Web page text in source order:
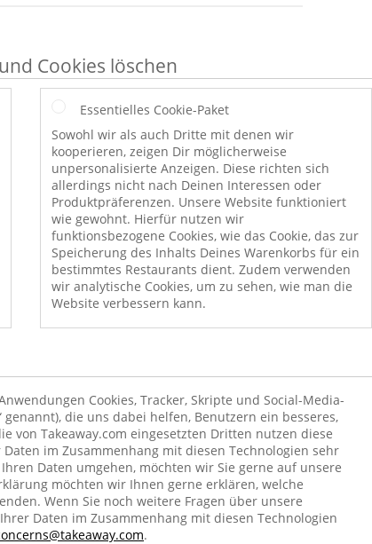
Cookies löschen
Essentielles Cookie-Paket
Sowohl wir als auch Dritte mit denen wir
kooperieren, zeigen Dir möglicherweise
unpersonalisierte Anzeigen. Diese richten sich
allerdings nicht nach Deinen Interessen oder
Produktpräferenzen. Unsere Website funktioniert
wie gewohnt. Hierfür nutzen wir
funktionsbezogene Cookies, wie das Cookie, das zur
Speicherung des Inhalts Deines Warenkorbs für ein
bestimmtes Restaurants dient. Zudem verwenden
wir analytische Cookies, um zu sehen, wie man die
Website verbessern kann.
Cookies, Tracker, Skripte und Social-Media-
die uns dabei helfen, Benutzern ein besseres,
von Takeaway.com eingesetzten Dritten nutzen diese
im Zusammenhang mit diesen Technologien sehr
Daten umgehen, möchten wir Sie gerne auf unsere
möchten wir Ihnen gerne erklären, welche
Wenn Sie noch weitere Fragen über unsere
Daten im Zusammenhang mit diesen Technologien
.